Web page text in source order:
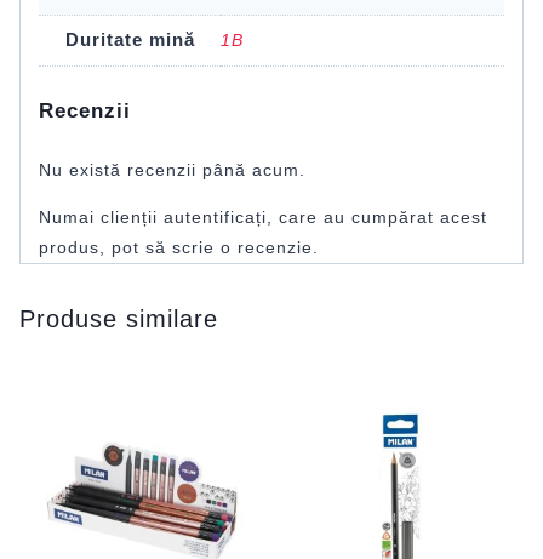
Duritate mină 1B
Recenzii
Nu există recenzii până acum.
Numai clienții autentificați, care au cumpărat acest
produs, pot să scrie o recenzie.
Produse similare